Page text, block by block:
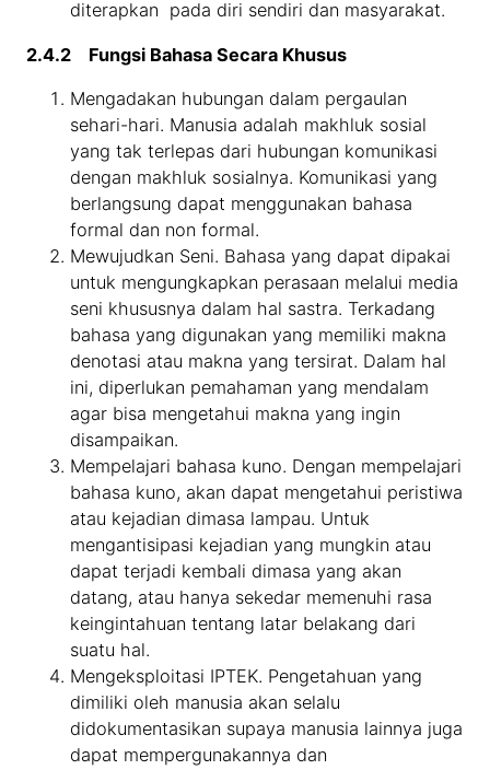
diterapkan pada diri sendiri dan masyarakat.
2.4.2 Fungsi Bahasa Secara Khusus
Mengadakan hubungan dalam pergaulan
sehari-hari. Manusia adalah makhluk sosial
yang tak terlepas dari hubungan komunikasi
dengan makhluk sosialnya. Komunikasi yang
berlangsung dapat menggunakan bahasa
formal dan non formal.
Mewujudkan Seni. Bahasa yang dapat dipakai
untuk mengungkapkan perasaan melalui media
seni khususnya dalam hal sastra. Terkadang
bahasa yang digunakan yang memiliki makna
denotasi atau makna yang tersirat. Dalam hal
ini, diperlukan pemahaman yang mendalam
agar bisa mengetahui makna yang ingin
disampaikan.
Mempelajari bahasa kuno. Dengan mempelajari
bahasa kuno, akan dapat mengetahui peristiwa
atau kejadian dimasa lampau. Untuk
mengantisipasi kejadian yang mungkin atau
dapat terjadi kembali dimasa yang akan
datang, atau hanya sekedar memenuhi rasa
keingintahuan tentang latar belakang dari
suatu hal.
Mengeksploitasi IPTEK. Pengetahuan yang
dimiliki oleh manusia akan selalu
didokumentasikan supaya manusia lainnya juga
dapat mempergunakannya dan